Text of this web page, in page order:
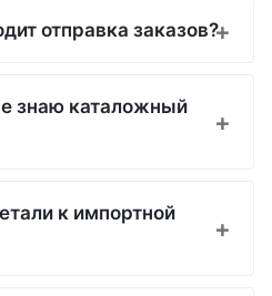
отправка заказов?
знаю каталожный
к импортной